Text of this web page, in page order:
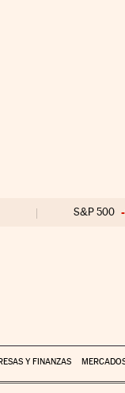
S&P 500
Y FINANZAS